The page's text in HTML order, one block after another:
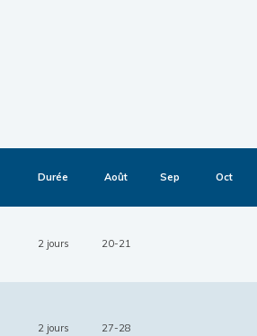
Durée Août Sep Oct
2 jours 20-21
2 jours 27-28